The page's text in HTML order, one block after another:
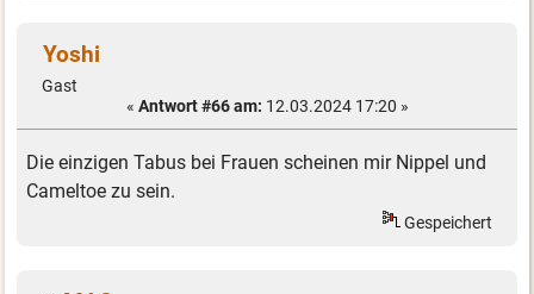
Yoshi
Gast
« Antwort #66 am: 12.03.2024 17:20 »
Die einzigen Tabus bei Frauen scheinen mir Nippel und
Cameltoe zu sein.
Gespeichert